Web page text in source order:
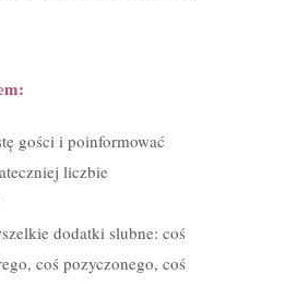
gości i poinformować
liczbie
dodatki slubne: coś
coś pozyczonego, coś